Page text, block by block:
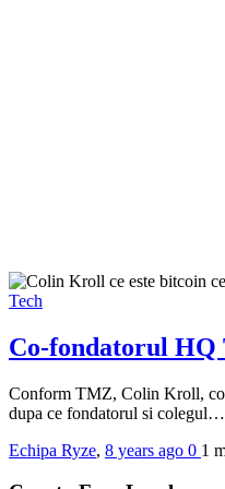
Tech
Co-fondatorul HQ
Conform TMZ, Colin Kroll, co-
dupa ce fondatorul si colegul…
Echipa Ryze, 8 years ago 0 1